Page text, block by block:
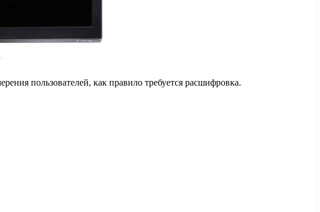
пользователей, как правило требуется расшифровка.